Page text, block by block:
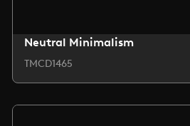
Neutral Minimalism
TMCD1465